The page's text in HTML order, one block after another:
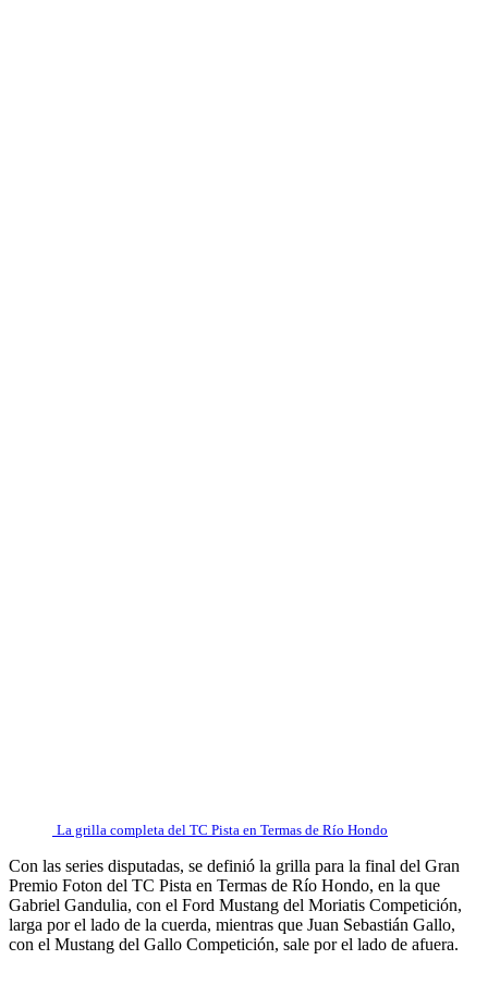
La grilla completa del TC Pista en Termas de Río Hondo
Con las series disputadas, se definió la grilla para la final del Gran
Premio Foton del TC Pista en Termas de Río Hondo, en la que
Gabriel Gandulia, con el Ford Mustang del Moriatis Competición,
larga por el lado de la cuerda, mientras que Juan Sebastián Gallo,
con el Mustang del Gallo Competición, sale por el lado de afuera.